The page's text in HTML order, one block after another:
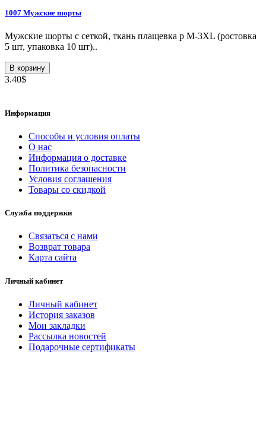
1007 Мужские шорты
Мужские шорты с сеткой, ткань плащевка p M-3XL (ростовка
5 шт, упаковка 10 шт)..
В корзину
3.40$
Информация
Способы и условия оплаты
О нас
Информация о доставке
Политика безопасности
Условия соглашения
Товары со скидкой
Служба поддержки
Связаться с нами
Возврат товара
Карта сайта
Личный кабинет
Личный кабинет
История заказов
Мои закладки
Рассылка новостей
Подарочные сертификаты